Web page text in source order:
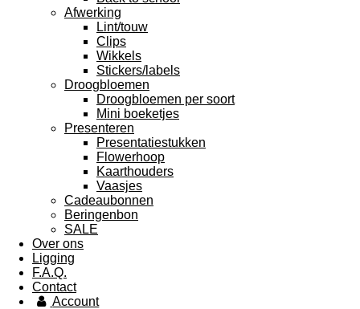
Afwerking
Lint/touw
Clips
Wikkels
Stickers/labels
Droogbloemen
Droogbloemen per soort
Mini boeketjes
Presenteren
Presentatiestukken
Flowerhoop
Kaarthouders
Vaasjes
Cadeaubonnen
Beringenbon
SALE
Over ons
Ligging
F.A.Q.
Contact
Account